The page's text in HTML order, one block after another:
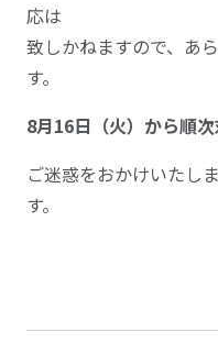
応は
致しかねますので、あ
す。
8月16日（火）から順次
ご迷惑をおかけいたし
す。